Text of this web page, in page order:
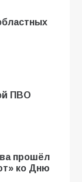
ПВО
прошёл
ко Дню